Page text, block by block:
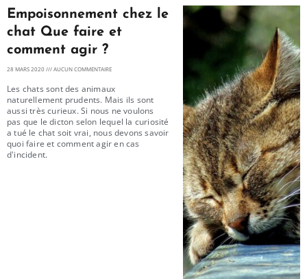
Empoisonnement chez le
chat Que faire et
comment agir ?
28 MARS 2020 AUCUN COMMENTAIRE
Les chats sont des animaux
naturellement prudents. Mais ils sont
aussi très curieux. Si nous ne voulons
pas que le dicton selon lequel la curiosité
a tué le chat soit vrai, nous devons savoir
quoi faire et comment agir en cas
d'incident.